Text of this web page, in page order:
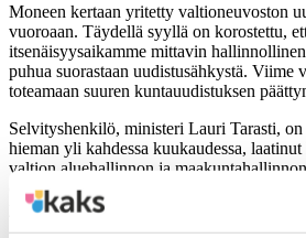
Moneen kertaan yritetty valtioneuvoston
vuoroaan. Täydellä syyllä on korostettu,
itsenäisyysaikamme mittavin
puhua suorastaan uudistusähkystä. Viime
toteamaan suuren kuntauudistuksen
Selvityshenkilö, ministeri Lauri Tarasti, on
hieman yli kahdessa kuukaudessa,
valtion aluehallinnon ja
ottamatta sotea. Sitä voidaan työstää ja
yksityiskohdissa.